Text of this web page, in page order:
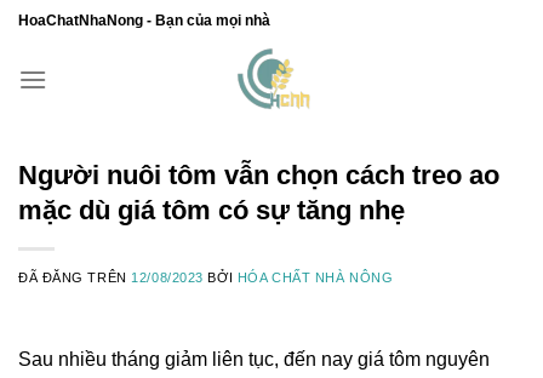
Chuyển
nội
HoaChatNhaNong - Bạn của mọi nhà
Người nuôi tôm vẫn chọn cách treo ao
mặc dù giá tôm có sự tăng nhẹ
ĐÃ ĐĂNG TRÊN 12/08/2023 BỞI HÓA CHẤT NHÀ NÔNG
Sau nhiều tháng giảm liên tục, đến nay giá tôm nguyên